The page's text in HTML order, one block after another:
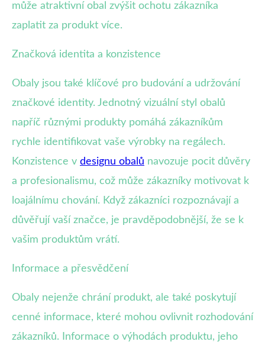
může atraktivní obal zvýšit ochotu zákazníka
zaplatit za produkt více.
Značková identita a konzistence
Obaly jsou také klíčové pro budování a udržování
značkové identity. Jednotný vizuální styl obalů
napříč různými produkty pomáhá zákazníkům
rychle identifikovat vaše výrobky na regálech.
Konzistence v designu obalů navozuje pocit důvěry
a profesionalismu, což může zákazníky motivovat k
loajálnímu chování. Když zákazníci rozpoznávají a
důvěřují vaší značce, je pravděpodobnější, že se k
vašim produktům vrátí.
Informace a přesvědčení
Obaly nejenže chrání produkt, ale také poskytují
cenné informace, které mohou ovlivnit rozhodování
zákazníků. Informace o výhodách produktu, jeho